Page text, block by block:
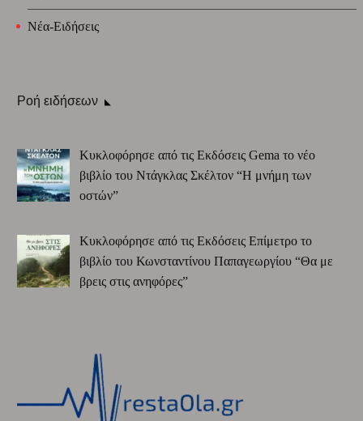
Νέα-Ειδήσεις
Ροή ειδήσεων
Κυκλοφόρησε από τις Εκδόσεις Gema το νέο
βιβλίο του Ντάγκλας Σκέλτον “Η μνήμη των
οστών”
Κυκλοφόρησε από τις Εκδόσεις Επίμετρο το
βιβλίο του Κωνσταντίνου Παπαγεωργίου “Θα με
βρεις στις ανηφόρες”